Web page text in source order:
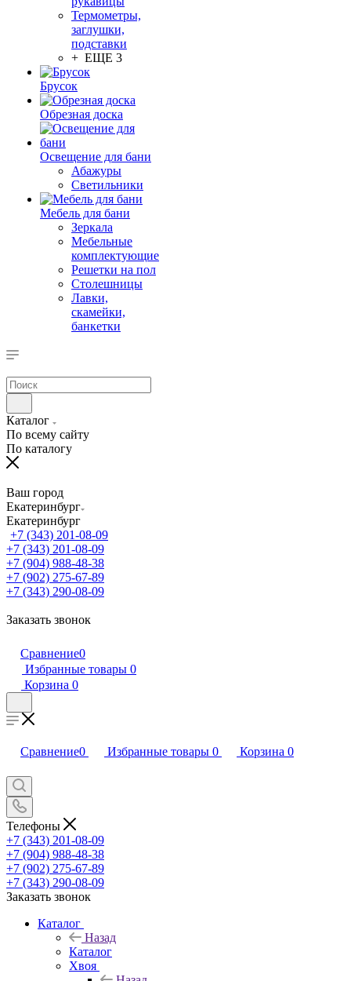
Термометры,
заглушки,
подставки
+ ЕЩЕ 3
Брусок
Обрезная доска
Освещение для бани
Абажуры
Светильники
Мебель для бани
Зеркала
Мебельные
комплектующие
Решетки на пол
Столешницы
Лавки,
скамейки,
банкетки
Каталог
По всему сайту
По каталогу
Ваш город
Екатеринбург
Екатеринбург
+7 (343) 201-08-09
+7 (343) 201-08-09
+7 (904) 988-48-38
+7 (902) 275-67-89
+7 (343) 290-08-09
Заказать звонок
Сравнение0
Избранные товары 0
Корзина 0
Сравнение0 Избранные товары 0 Корзина 0
Телефоны
+7 (343) 201-08-09
+7 (904) 988-48-38
+7 (902) 275-67-89
+7 (343) 290-08-09
Заказать звонок
Каталог
Назад
Каталог
Хвоя